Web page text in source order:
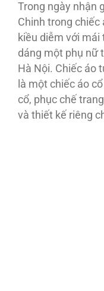
Trong ngày nhận
Chinh trong chiếc
kiều diễm với
dáng một phụ nữ
Hà Nội. Chiếc áo
là một chiếc áo
cổ, phục chế
và thiết kế riêng